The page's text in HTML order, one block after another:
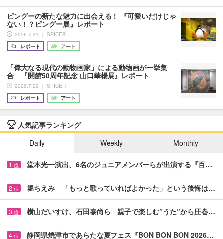
ピングーの新たな魅力に出会える！ 『可愛いだけじゃ
ない！？ピングー展』レポート
2026.7.31 ｜ SPICER
レポート
アート
「偉大なる現代の動物画家」による動物画が一挙集
合 『開館50周年記念 山口華楊展』レポート
2026.7.29 ｜ SPICER
レポート
アート
人気記事ランキング
Daily
Weekly Monthly
1 位 堂本光一演出、6名のジュニアメンバーらが出演する『百…
2 位 堀ちえみ 「もっと歌っていればよかった」という後悔は…
3 位 横山だいすけ、石田泰尚ら 親子で楽しむ”うた”から圧巻…
4 位 静岡県焼津市であらたな夏フェス『BON BON BON 2026…